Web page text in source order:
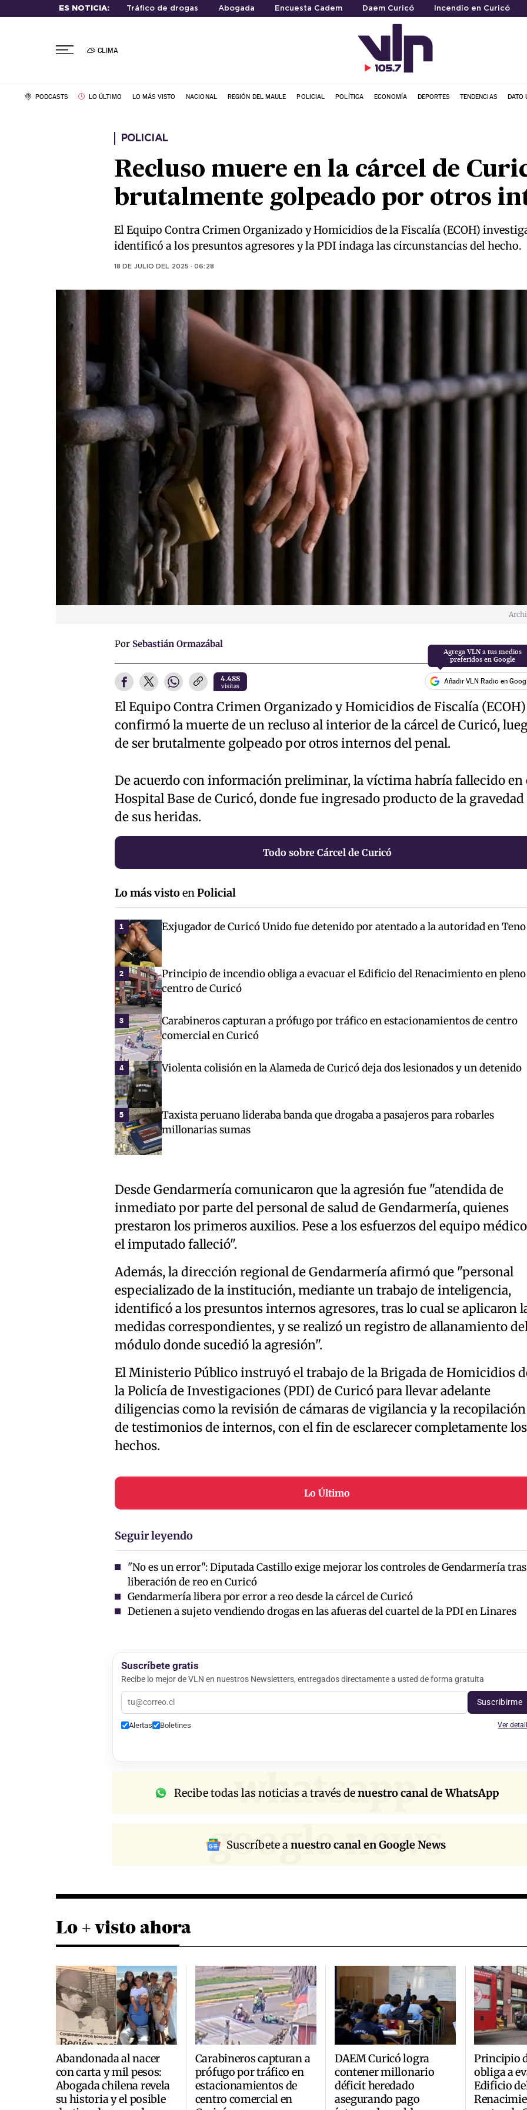
ES NOTICIA: Tráfico de drogas Abogada Encuesta Cadem Daem Curicó Incendio en Curicó
CLIMA
PODCASTS LO ÚLTIMO LO MÁS VISTO NACIONAL REGIÓN DEL MAULE POLICIAL POLÍTICA ECONOMÍA DEPORTES TENDENCIAS DATO
POLICIAL
Recluso muere en la cárcel de
brutalmente golpeado por otros
El Equipo Contra Crimen Organizado y Homicidios de la Fiscalía (ECOH)
identificó a los presuntos agresores y la PDI indaga las circunstancias del hecho.
18 DE JULIO DEL 2025 · 06:28
Por Sebastián Ormazábal
4.488
visitas
Añadir VLN Radio en
El Equipo Contra Crimen Organizado y Homicidios de Fiscalía (ECOH)
confirmó la muerte de un recluso al interior de la cárcel de Curicó,
de ser brutalmente golpeado por otros internos del penal.
De acuerdo con información preliminar, la víctima habría fallecido en
Hospital Base de Curicó, donde fue ingresado producto de la gravedad
de sus heridas.
Todo sobre Cárcel de Curicó
Lo más vistoen Policial
1 Exjugador de Curicó Unido fue detenido por atentado a la autoridad en Teno
2
Principio de incendio obliga a evacuar el Edificio del Renacimiento en pleno
centro de Curicó
3
Carabineros capturan a prófugo por tráfico en estacionamientos de centro
comercial en Curicó
4 Violenta colisión en la Alameda de Curicó deja dos lesionados y un detenido
5
Taxista peruano lideraba banda que drogaba a pasajeros para robarles
millonarias sumas
Desde Gendarmería comunicaron que la agresión fue "atendida de
inmediato por parte del personal de salud de Gendarmería, quienes
prestaron los primeros auxilios. Pese a los esfuerzos del equipo
el imputado falleció".
Además, la dirección regional de Gendarmería afirmó que "personal
especializado de la institución, mediante un trabajo de inteligencia,
identificó a los presuntos internos agresores, tras lo cual se aplicaron
medidas correspondientes, y se realizó un registro de allanamiento
módulo donde sucedió la agresión".
El Ministerio Público instruyó el trabajo de la Brigada de Homicidios
la Policía de Investigaciones (PDI) de Curicó para llevar adelante
diligencias como la revisión de cámaras de vigilancia y la recopilación
de testimonios de internos, con el fin de esclarecer completamente los
hechos.
Lo Último
Seguir leyendo
"No es un error": Diputada Castillo exige mejorar los controles de Gendarmería tras
liberación de reo en Curicó
Gendarmería libera por error a reo desde la cárcel de Curicó
Detienen a sujeto vendiendo drogas en las afueras del cuartel de la PDI en Linares
Suscríbete gratis
Recibe lo mejor de VLN en nuestros Newsletters, entregados directamente a usted de forma gratuita
Suscribirme
Alertas Boletines Ver
whatsapp
Recibe todas las noticias a través denuestro canal de WhatsApp
google news
Suscríbete anuestro canal en Google News
Lo + visto ahora
Abandonada al nacer
con carta y mil pesos:
Abogada chilena revela
su historia y el posible
Carabineros capturan a
prófugo por tráfico en
estacionamientos de
centro comercial en
DAEM Curicó logra
contener millonario
déficit heredado
asegurando pago
Principio
obliga a
Edificio